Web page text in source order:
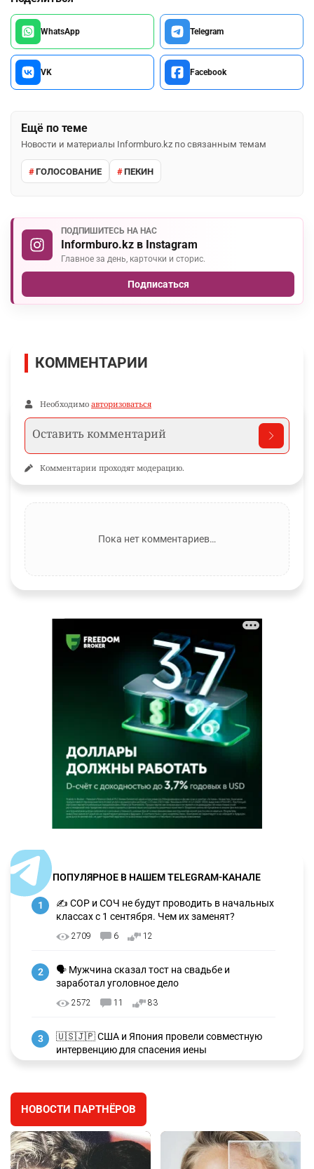
WhatsApp Telegram
VK Facebook
Ещё по теме
Новости и материалы Informburo.kz по связанным темам
ГОЛОСОВАНИЕ ПЕКИН
ПОДПИШИТЕСЬ НА НАС
Informburo.kz в Instagram
Главное за день, карточки и сторис.
Подписаться
КОММЕНТАРИИ
Необходимо авторизоваться
Комментарии проходят модерацию.
Пока нет комментариев…
ПОПУЛЯРНОЕ В НАШЕМ TELEGRAM-КАНАЛЕ
1
✍️ СОР и СОЧ не будут проводить в начальных
классах с 1 сентября. Чем их заменят?
2709 6 12
2
🗣 Мужчина сказал тост на свадьбе и
заработал уголовное дело
2572 11 83
3
🇺🇸🇯🇵 США и Япония провели совместную
интервенцию для спасения иены
4
💬 Димаш Кудайберген ответил на критику
нового клипа
2687 6 77
НОВОСТИ ПАРТНЁРОВ